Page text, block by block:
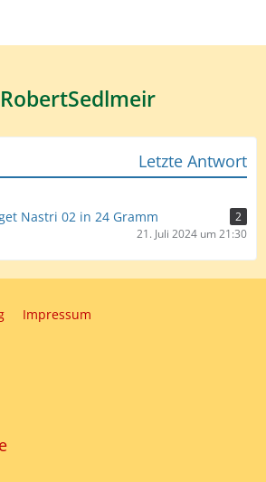
Letzte Antwort
Nastri 02 in 24 Gramm
2
21. Juli 2024 um 21:30
Impressum